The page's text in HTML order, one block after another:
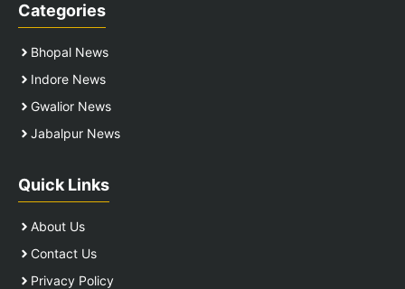
Categories
Bhopal News
Indore News
Gwalior News
Jabalpur News
Quick Links
About Us
Contact Us
Privacy Policy